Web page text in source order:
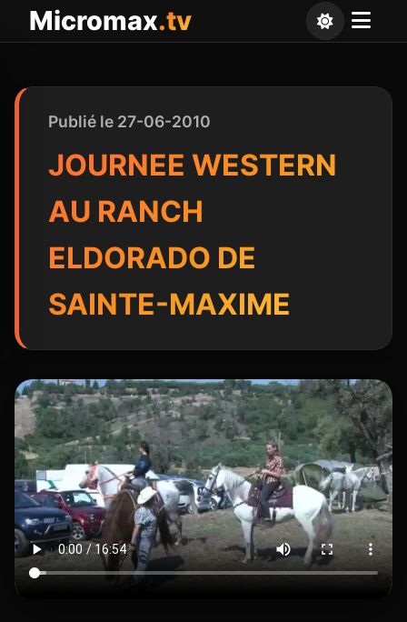
Micromax.tv
Publié le 27-06-2010
JOURNEE WESTERN
AU RANCH
ELDORADO DE
SAINTE-MAXIME
Panneau de gestion des cookies